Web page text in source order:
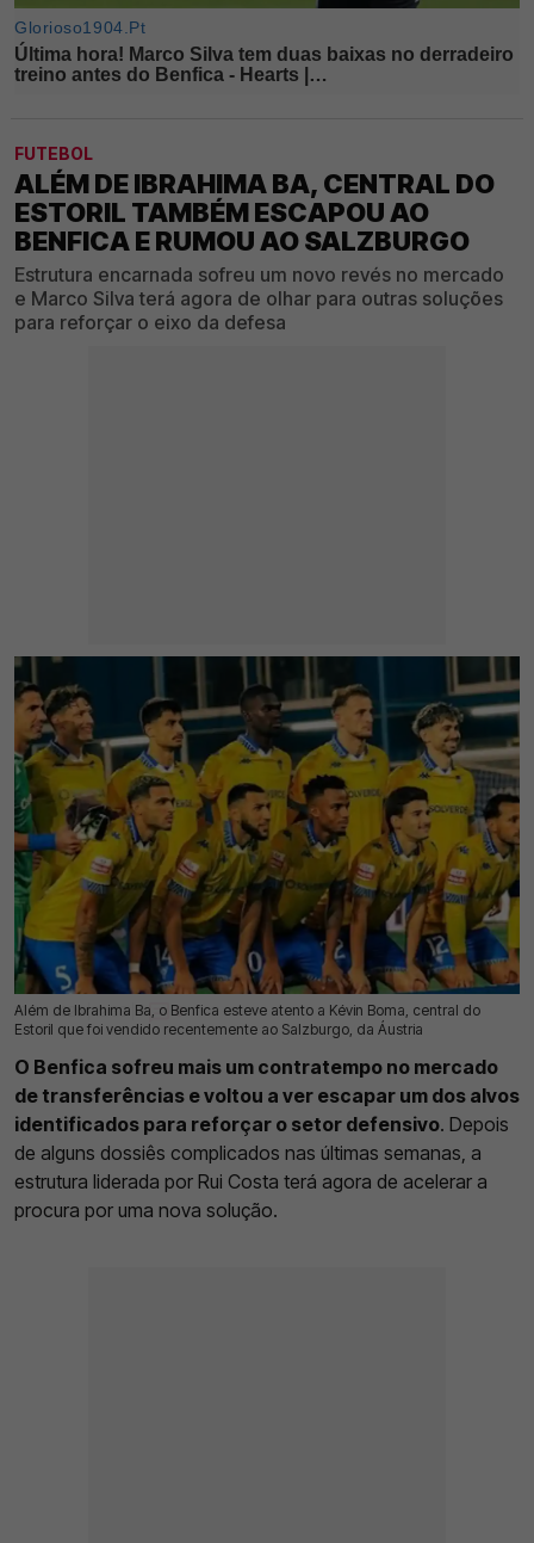
FUTEBOL
ALÉM DE IBRAHIMA BA, CENTRAL DO
ESTORIL TAMBÉM ESCAPOU AO
BENFICA E RUMOU AO SALZBURGO
Estrutura encarnada sofreu um novo revés no mercado
e Marco Silva terá agora de olhar para outras soluções
para reforçar o eixo da defesa
Além de Ibrahima Ba, o Benfica esteve atento a Kévin Boma, central do
Estoril que foi vendido recentemente ao Salzburgo, da Áustria
16 Jul 2026 | 12:33 | 0
O Benfica sofreu mais um contratempo no mercado
de transferências e voltou a ver escapar um dos alvos
identificados para reforçar o setor defensivo. Depois
de alguns dossiês complicados nas últimas semanas, a
estrutura liderada por Rui Costa terá agora de acelerar a
procura por uma nova solução.